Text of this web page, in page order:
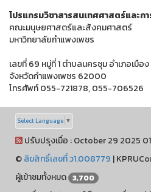
โปรแกรมวิชาสารสนเทศศาสตร์และก
คณะมนุษยศาสตร์และสังคมศาสตร์
มหาวิทยาลัยกำแพงเพชร
เลขที่ 69 หมู่ที่ 1 ตำบลนครชุม อำเภอเมือง
จังหวัดกำแพงเพชร 62000
โทรศัพท์ 055-721878, 055-706526
Select Language ▼
ปรับปรุงเมื่อ : October 29 2025
©ลิขสิทธิ์เลขที่ ว1.008779 |
ผู้เข้าชมทั้งหมด 3,700